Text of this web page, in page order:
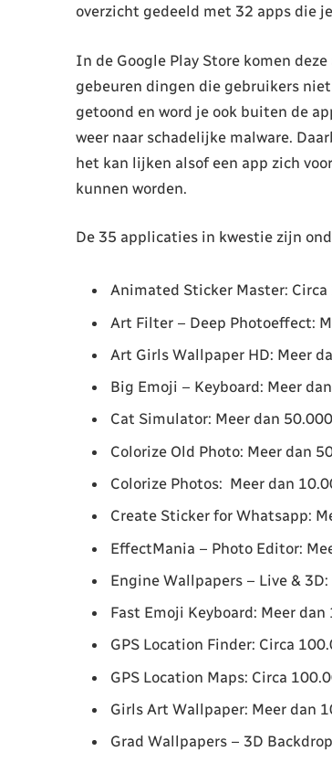
overzicht gedeeld met 32 apps die
In de Google Play Store komen
gebeuren dingen die gebruikers
getoond en word je ook buiten de
weer naar schadelijke malware.
het kan lijken alsof een app zich
kunnen worden.
De 35 applicaties in kwestie zijn
Animated Sticker Master:
Art Filter – Deep Photoeffect:
Art Girls Wallpaper HD: Meer
Big Emoji – Keyboard: Meer
Cat Simulator: Meer dan
Colorize Old Photo: Meer dan
Colorize Photos: Meer dan
Create Sticker for Whatsapp:
EffectMania – Photo Editor:
Engine Wallpapers – Live &
Fast Emoji Keyboard: Meer
GPS Location Finder: Circa
GPS Location Maps: Circa
Girls Art Wallpaper: Meer dan
Grad Wallpapers – 3D